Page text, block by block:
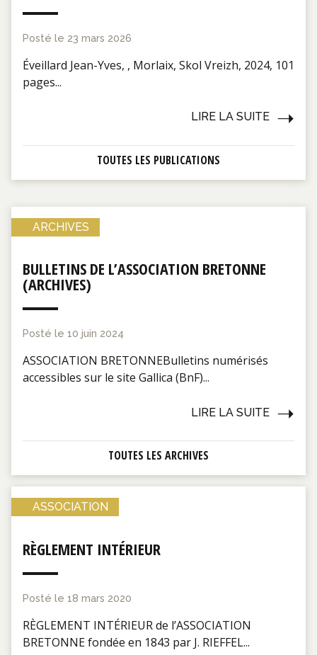
Posté le 23 mars 2026
Éveillard Jean-Yves, , Morlaix, Skol Vreizh, 2024, 101
pages...
LIRE LA SUITE
TOUTES LES PUBLICATIONS
ARCHIVES
BULLETINS DE L’ASSOCIATION BRETONNE
(ARCHIVES)
Posté le 10 juin 2024
ASSOCIATION BRETONNEBulletins numérisés
accessibles sur le site Gallica (BnF)...
LIRE LA SUITE
TOUTES LES ARCHIVES
ASSOCIATION
RÈGLEMENT INTÉRIEUR
Posté le 18 mars 2020
RÈGLEMENT INTÉRIEUR de l’ASSOCIATION
BRETONNE fondée en 1843 par J. RIEFFEL...